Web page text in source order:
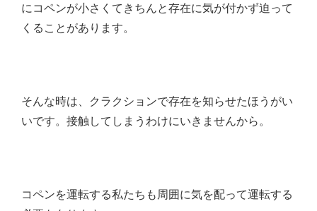
にコペンが小さくてきちんと存在に気が付かず迫って
くることがあります。
そんな時は、クラクションで存在を知らせたほうがい
いです。接触してしまうわけにいきませんから。
コペンを運転する私たちも周囲に気を配って運転する